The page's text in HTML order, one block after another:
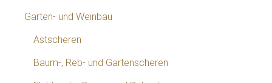
Garten- und Weinbau
Astscheren
Baum-, Reb- und Gartenscheren